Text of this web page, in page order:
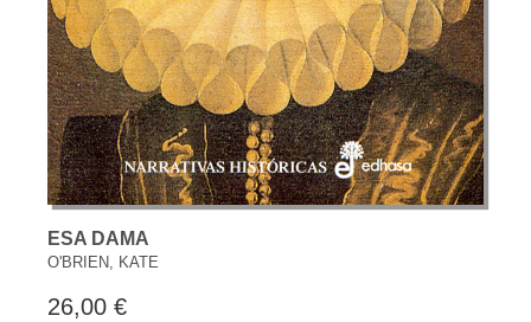
ESA DAMA
O'BRIEN, KATE
26,00 €